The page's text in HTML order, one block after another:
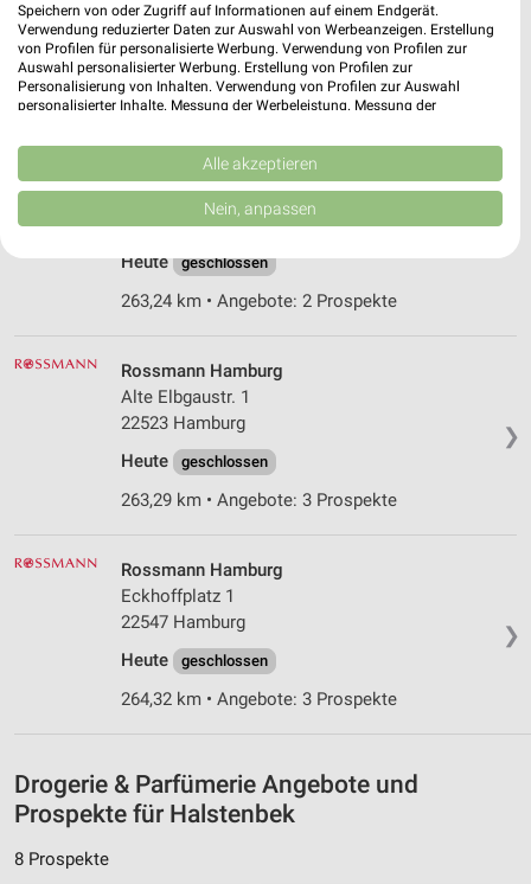
22457 Hamburg
Heute geschlossen
263,48 km • Angebote: 2 Prospekte
❯
budni - Eidelstedt Center Hamburg
Eidelstedter Platz 1
22523 Hamburg
Heute geschlossen
263,24 km • Angebote: 2 Prospekte
❯
Rossmann Hamburg
Alte Elbgaustr. 1
22523 Hamburg
Heute
geschlossen
263,29 km • Angebote: 3 Prospekte
❯
Rossmann Hamburg
Eckhoffplatz 1
22547 Hamburg
Heute
geschlossen
264,32 km • Angebote: 3 Prospekte
Drogerie & Parfümerie Angebote und
Prospekte für Halstenbek
8 Prospekte
Speichern von oder Zugriff auf Informationen auf einem Endgerät.
Verwendung reduzierter Daten zur Auswahl von Werbeanzeigen. Erstellung
von Profilen für personalisierte Werbung. Verwendung von Profilen zur
Auswahl personalisierter Werbung. Erstellung von Profilen zur
Personalisierung von Inhalten. Verwendung von Profilen zur Auswahl
personalisierter Inhalte. Messung der Werbeleistung. Messung der
Kombinationen von Daten aus verschiedenen Quellen. Entwicklung und
Verbesserung der Angebote. Verwendung reduzierter Daten zur Auswahl
von Inhalten.
Daten können außerhalb der Europäischen Union weitergegeben und in die
Website/App.
Partnerliste anzeigen (1 IAB-Anbieter)
Speichern von oder Zugriff auf Informationen
auf einem Endgerät
Verwendung reduzierter Daten zur Auswahl von
Verwendung von Profilen zur Auswahl
personalisierter Werbung
Erstellung von Profilen zur Personalisierung
Messung der Werbeleistung
Messung der Performance von Inhalten
Alle akzeptieren
Nein, anpassen